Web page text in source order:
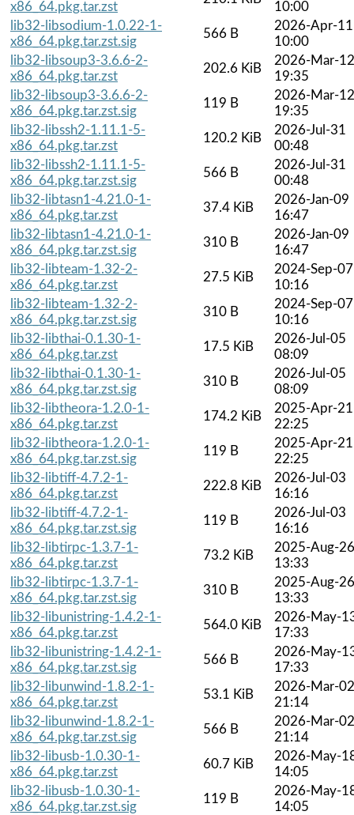
x86_64.pkg.tar.zst
10:00
lib32-libsodium-1.0.22-1-
x86_64.pkg.tar.zst.sig
566 B
2026-Apr-11
10:00
lib32-libsoup3-3.6.6-2-
x86_64.pkg.tar.zst
202.6 KiB
2026-Mar-12
19:35
lib32-libsoup3-3.6.6-2-
x86_64.pkg.tar.zst.sig
119 B
2026-Mar-12
19:35
lib32-libssh2-1.11.1-5-
x86_64.pkg.tar.zst
120.2 KiB
2026-Jul-31
00:48
lib32-libssh2-1.11.1-5-
x86_64.pkg.tar.zst.sig
566 B
2026-Jul-31
00:48
lib32-libtasn1-4.21.0-1-
x86_64.pkg.tar.zst
37.4 KiB
2026-Jan-09
16:47
lib32-libtasn1-4.21.0-1-
x86_64.pkg.tar.zst.sig
310 B
2026-Jan-09
16:47
lib32-libteam-1.32-2-
x86_64.pkg.tar.zst
27.5 KiB
2024-Sep-07
10:16
lib32-libteam-1.32-2-
x86_64.pkg.tar.zst.sig
310 B
2024-Sep-07
10:16
lib32-libthai-0.1.30-1-
x86_64.pkg.tar.zst
17.5 KiB
2026-Jul-05
08:09
lib32-libthai-0.1.30-1-
x86_64.pkg.tar.zst.sig
310 B
2026-Jul-05
08:09
lib32-libtheora-1.2.0-1-
x86_64.pkg.tar.zst
174.2 KiB
2025-Apr-21
22:25
lib32-libtheora-1.2.0-1-
x86_64.pkg.tar.zst.sig
119 B
2025-Apr-21
22:25
lib32-libtiff-4.7.2-1-
x86_64.pkg.tar.zst
222.8 KiB
2026-Jul-03
16:16
lib32-libtiff-4.7.2-1-
x86_64.pkg.tar.zst.sig
119 B
2026-Jul-03
16:16
lib32-libtirpc-1.3.7-1-
x86_64.pkg.tar.zst
73.2 KiB
2025-Aug-26
13:33
lib32-libtirpc-1.3.7-1-
x86_64.pkg.tar.zst.sig
310 B
2025-Aug-26
13:33
lib32-libunistring-1.4.2-1-
x86_64.pkg.tar.zst
564.0 KiB
2026-May-
17:33
lib32-libunistring-1.4.2-1-
x86_64.pkg.tar.zst.sig
566 B
2026-May-
17:33
lib32-libunwind-1.8.2-1-
x86_64.pkg.tar.zst
53.1 KiB
2026-Mar-02
21:14
lib32-libunwind-1.8.2-1-
x86_64.pkg.tar.zst.sig
566 B
2026-Mar-02
21:14
lib32-libusb-1.0.30-1-
x86_64.pkg.tar.zst
60.7 KiB
2026-May-
14:05
lib32-libusb-1.0.30-1-
x86_64.pkg.tar.zst.sig
119 B
2026-May-
14:05